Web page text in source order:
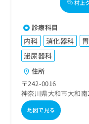
村上
診療科目
内科 消化器科
泌尿器科
住所
〒242-0016
神奈川県大和市大和
地図で見る